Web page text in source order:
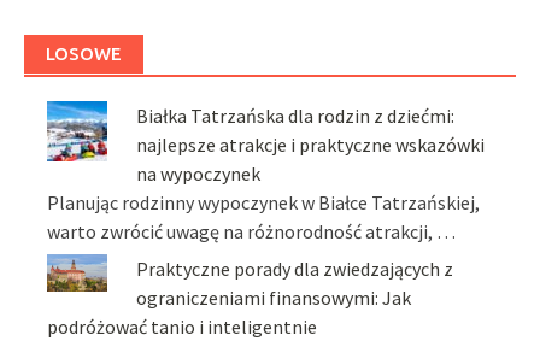
LOSOWE
Białka Tatrzańska dla rodzin z dziećmi:
najlepsze atrakcje i praktyczne wskazówki
na wypoczynek
Planując rodzinny wypoczynek w Białce Tatrzańskiej,
warto zwrócić uwagę na różnorodność atrakcji, …
Praktyczne porady dla zwiedzających z
ograniczeniami finansowymi: Jak
podróżować tanio i inteligentnie